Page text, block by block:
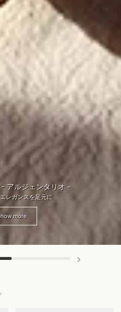
- アルジェンタリオ -
レガンスを足元に
more